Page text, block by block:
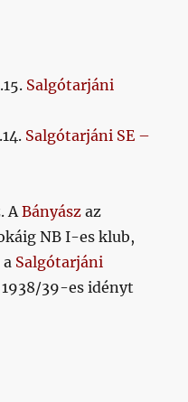
Salgótarjáni
Salgótarjáni SE –
ABányász az
NB I-es klub,
Salgótarjáni
39-es idényt